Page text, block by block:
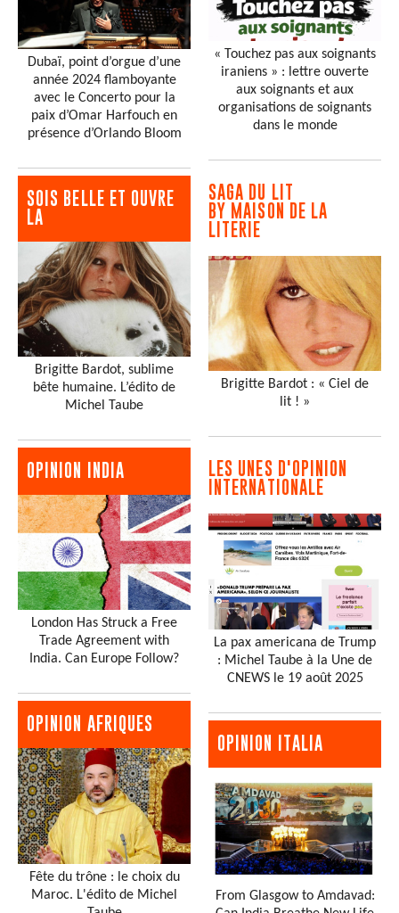
Dubaï, point d’orgue d’une
année 2024 flamboyante
avec le Concerto pour la
paix d’Omar Harfouch en
présence d’Orlando Bloom
SOIS BELLE ET OUVRE
LA
Brigitte Bardot, sublime
bête humaine. L’édito de
Michel Taube
OPINION INDIA
London Has Struck a Free
Trade Agreement with
India. Can Europe Follow?
OPINION AFRIQUES
Fête du trône : le choix du
Maroc. L'édito de Michel
« Touchez pas aux soignants
iraniens » : lettre ouverte
aux soignants et aux
organisations de soignants
dans le monde
SAGA DU LIT
BY MAISON DE LA
LITERIE
Brigitte Bardot : « Ciel de
lit ! »
LES UNES D'OPINION
INTERNATIONALE
La pax americana de Trump
: Michel Taube à la Une de
CNEWS le 19 août 2025
OPINION ITALIA
From Glasgow to Amdavad: